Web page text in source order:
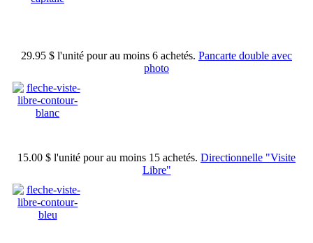
29.95 $ l'unité pour au moins 6 achetés. Pancarte double avec
photo
15.00 $ l'unité pour au moins 15 achetés. Directionnelle "Visite
Libre"